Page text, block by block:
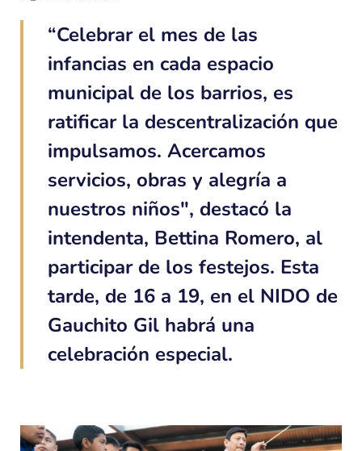
“Celebrar el mes de las
infancias en cada espacio
municipal de los barrios, es
ratificar la descentralización que
impulsamos. Acercamos
servicios, obras y alegría a
nuestros niños", destacó la
intendenta, Bettina Romero, al
participar de los festejos. Esta
tarde, de 16 a 19, en el NIDO de
Gauchito Gil habrá una
celebración especial.